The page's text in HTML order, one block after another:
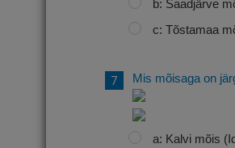
b: Saadjärve
c: Tõstamaa
Mis mõisaga on
a: Kalvi mõis